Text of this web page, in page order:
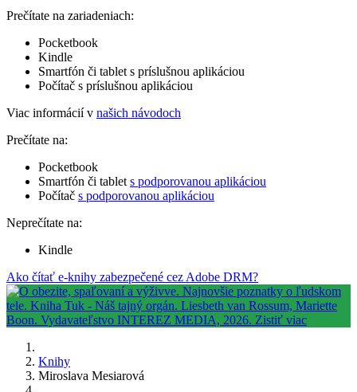
Prečítate na zariadeniach:
Pocketbook
Kindle
Smartfón či tablet s príslušnou aplikáciou
Počítač s príslušnou aplikáciou
Viac informácií v našich návodoch
Prečítate na:
Pocketbook
Smartfón či tablet s podporovanou aplikáciou
Počítač s podporovanou aplikáciou
Neprečítate na:
Kindle
Ako čítať e-knihy zabezpečené cez Adobe DRM?
Knihy
Miroslava Mesiarová